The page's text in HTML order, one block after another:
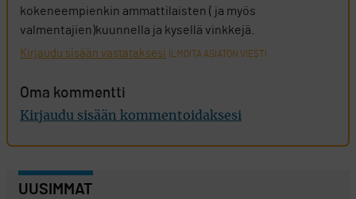
kokeneempienkin ammattilaisten ( ja myös
valmentajien)kuunnella ja kysellä vinkkejä.
Kirjaudu sisään vastataksesi ILMOITA ASIATON VIESTI
Oma kommentti
Kirjaudu sisään kommentoidaksesi
UUSIMMAT